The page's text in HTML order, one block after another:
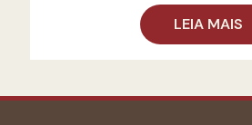
LEIA MAIS